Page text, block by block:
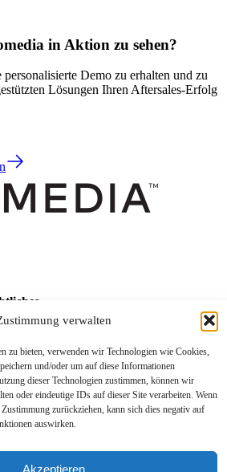
verwalten
zu bieten, verwenden wir Technologien wie Cookies,
und/oder um auf diese Informationen
dieser Technologien zustimmen, können wir
oder eindeutige IDs auf dieser Site verarbeiten. Wenn
zurückziehen, kann sich dies negativ auf
auswirken.
Akzeptieren
in Aktion zu sehen?
Demo zu erhalten und zu
Lösungen Ihren Aftersales-Erfolg
Datenschutz